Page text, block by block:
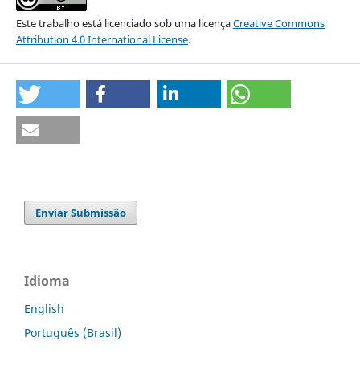
Este trabalho está licenciado sob uma licençaCreative Commons
Attribution 4.0 International License.
Enviar Submissão
Idioma
English
Português (Brasil)